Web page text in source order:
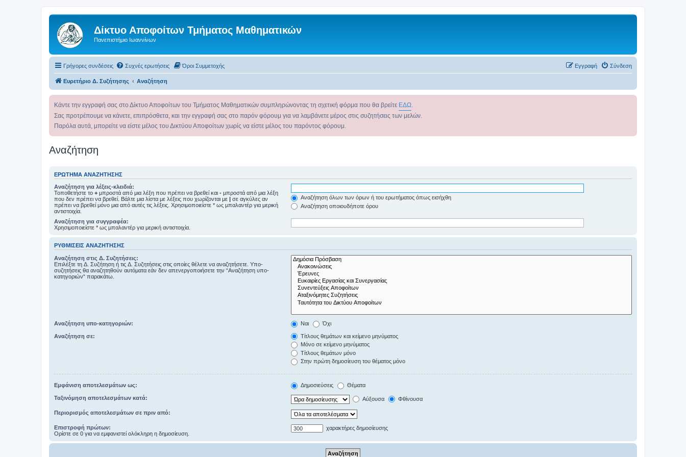
Δίκτυο Αποφοίτων Τμήματος Μαθηματικών
Πανεπιστήμιο Ιωαννίνων
Γρήγορες συνδέσεις Συχνές ερωτήσεις Όροι Συμμετοχής Σύνδεση
Εγγραφή
Ευρετήριο Δ. Συζήτησης Αναζήτηση
Κάντε την εγγραφή σας στο Δίκτυο Αποφοίτων του Τμήματος Μαθηματικών συμπληρώνοντας τη σχετική φόρμα που θα βρείτε ΕΔΩ
Σας προτρέπουμε να κάνετε, επιπρόσθετα, και την εγγραφή σας στο παρόν φόρουμ για να λαμβάνετε μέρος στις συζητήσεις των μελών.
Παρόλα αυτά, μπορείτε να είστε μέλος του Δικτύου Αποφοίτων χωρίς να είστε μέλος του παρόντος φόρουμ.
Αναζήτηση
ΕΡΏΤΗΜΑ ΑΝΑΖΉΤΗΣΗΣ
Αναζήτηση για λέξεις-κλειδιά:
Τοποθετήστε το + μπροστά από μια λέξη που πρέπει να βρεθεί και - μπροστά από μια λέξη
που δεν πρέπει να βρεθεί. Βάλτε μια λίστα με λέξεις που χωρίζονται με | σε αγκύλες αν
πρέπει να βρεθεί μόνο μια από αυτές τις λέξεις. Χρησιμοποιείστε * ως μπαλαντέρ για μερική
αντιστοιχία.
Αναζήτηση όλων των όρων ή του ερωτήματος όπως εισήχθη
Αναζήτηση οποιουδήποτε όρου
Αναζήτηση για συγγραφέα:
Χρησιμοποιείστε * ως μπαλαντέρ για μερική αντιστοιχία.
ΡΥΘΜΊΣΕΙΣ ΑΝΑΖΉΤΗΣΗΣ
Αναζήτηση στις Δ. Συζητήσεις:
Επιλέξτε τη Δ. Συζήτηση ή τις Δ. Συζητήσεις στις οποίες θέλετε να αναζητήσετε. Υπο-
συζητήσεις θα αναζητηθούν αυτόματα εάν δεν απενεργοποιήσετε την “Αναζήτηση υπο-
κατηγοριών“ παρακάτω.
Αναζήτηση υπο-κατηγοριών: Ναι Όχι
Αναζήτηση σε:
Τίτλους θεμάτων και κείμενο μηνύματος
Μόνο σε κείμενο μηνύματος
Τίτλους θεμάτων μόνο
Στην πρώτη δημοσίευση του θέματος μόνο
Εμφάνιση αποτελεσμάτων ως: Δημοσιεύσεις Θέματα
Ταξινόμηση αποτελεσμάτων κατά: Αύξουσα Φθίνουσα
Περιορισμός αποτελεσμάτων σε πριν από:
Επιστροφή πρώτων:
Ορίστε σε 0 για να εμφανιστεί ολόκληρη η δημοσίευση.
χαρακτήρες δημοσίευσης